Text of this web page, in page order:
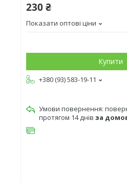
230 ₴
Показати оптові ціни
Купити
+380 (93) 583-19-11
протягом 14 днів за